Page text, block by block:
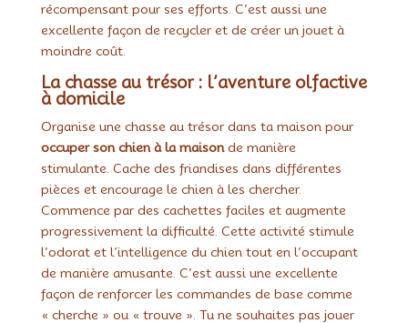
récompensant pour ses efforts. C’est aussi une
excellente façon de recycler et de créer un jouet à
moindre coût.
La chasse au trésor : l’aventure olfactive
à domicile
Organise une chasse au trésor dans ta maison pour
occuper son chien à la maisonde manière
stimulante. Cache des friandises dans différentes
pièces et encourage le chien à les chercher.
Commence par des cachettes faciles et augmente
progressivement la difficulté. Cette activité stimule
l’odorat et l’intelligence du chien tout en l’occupant
de manière amusante. C’est aussi une excellente
façon de renforcer les commandes de base comme
« cherche » ou « trouve ». Tu ne souhaites pas jouer